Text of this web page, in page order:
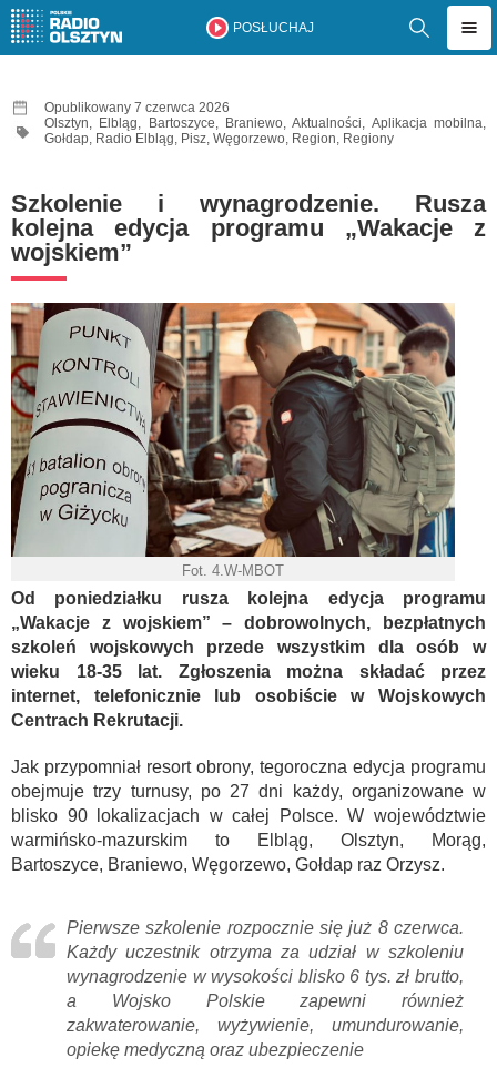
POSŁUCHAJ
Opublikowany 7 czerwca 2026
Olsztyn, Elbląg, Bartoszyce, Braniewo,Aktualności, Aplikacja mobilna,
Gołdap, Radio Elbląg, Pisz, Węgorzewo, Region, Regiony
Szkolenie i wynagrodzenie. Rusza
kolejna edycja programu „Wakacje z
wojskiem”
Fot. 4.W-MBOT
Od poniedziałku rusza kolejna edycja programu
„Wakacje z wojskiem” – dobrowolnych, bezpłatnych
szkoleń wojskowych przede wszystkim dla osób w
wieku 18-35 lat. Zgłoszenia można składać przez
internet, telefonicznie lub osobiście w Wojskowych
Centrach Rekrutacji.
Jak przypomniał resort obrony, tegoroczna edycja programu
obejmuje trzy turnusy, po 27 dni każdy, organizowane w
blisko 90 lokalizacjach w całej Polsce. W województwie
warmińsko-mazurskim to Elbląg, Olsztyn, Morąg,
Bartoszyce, Braniewo, Węgorzewo, Gołdap raz Orzysz.
Pierwsze szkolenie rozpocznie się już 8 czerwca.
Każdy uczestnik otrzyma za udział w szkoleniu
wynagrodzenie w wysokości blisko 6 tys. zł brutto,
a Wojsko Polskie zapewni również
zakwaterowanie, wyżywienie, umundurowanie,
opiekę medyczną oraz ubezpieczenie